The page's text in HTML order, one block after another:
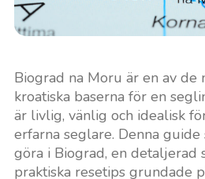
Biograd na Moru är en av de
kroatiska baserna för en
är livlig, vänlig och idealisk
erfarna seglare. Denna
göra i Biograd, en detaljerad
praktiska resetips grundade